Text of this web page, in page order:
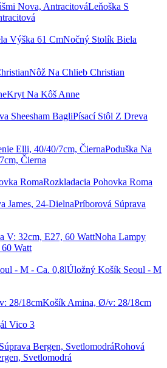
Leňoška S
Nočný Stolík Biela
Nôž Na Chlieb Christian
Kryt Na Kôš Anne
Písací Stôl Z Dreva
Poduška Na
Čierna
Rozkladacia Pohovka Roma
Príborová Súprava
Noha Lampy
Watt
Úložný Košík Seoul - M
Košík Amina, Ø/v: 28/18cm
Vico 3
Rohová
Svetlomodrá